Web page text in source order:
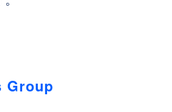
Group